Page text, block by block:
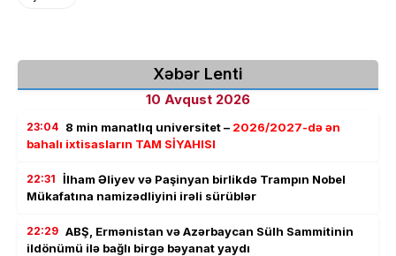
Xəbər Lenti
10 Avqust 2026
23:04 8 min manatlıq universitet – 2026/2027-də ən
bahalı ixtisasların TAM SİYAHISI
22:31 İlham Əliyev və Paşinyan birlikdə Trampın Nobel
Mükafatına namizədliyini irəli sürüblər
22:29 ABŞ, Ermənistan və Azərbaycan Sülh Sammitinin
ildönümü ilə bağlı birgə bəyanat yaydı